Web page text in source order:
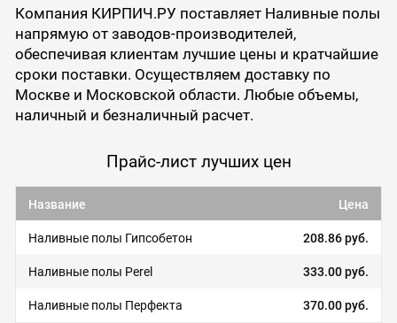
Компания КИРПИЧ.РУ поставляет Наливные полы
напрямую от заводов-производителей,
обеспечивая клиентам лучшие цены и кратчайшие
сроки поставки. Осуществляем доставку по
Москве и Московской области. Любые объемы,
наличный и безналичный расчет.
Прайс-лист лучших цен
Название Цена
Наливные полы Гипсобетон 208.86 руб.
Наливные полы Perel 333.00 руб.
Наливные полы Перфекта 370.00 руб.